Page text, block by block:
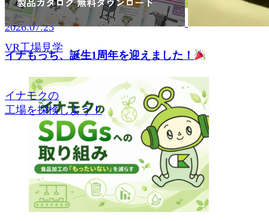
VR工場見学
イナモクの
工場を探検しよう！
2026.07.23
イナもっち、誕生1周年を迎えました！